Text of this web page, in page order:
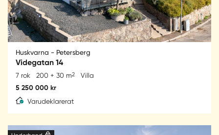
Huskvarna - Petersberg
Videgatan 14
7 rok 200 + 30 m2 Villa
5 250 000 kr
Varudeklarerat